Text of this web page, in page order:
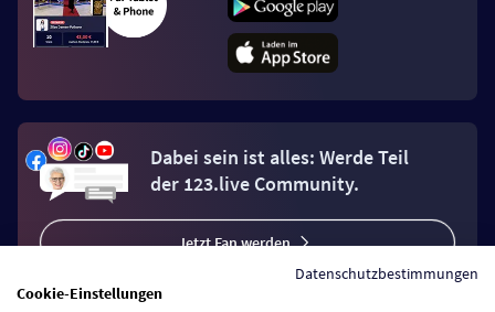
Dabei sein ist alles: Werde Teil
der 123.live Community.
Jetzt Fan werden
Datenschutzbestimmungen
Cookie-Einstellungen